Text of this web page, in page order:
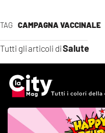
TAG CAMPAGNA VACCINALE
Tutti gli articoli diSalute